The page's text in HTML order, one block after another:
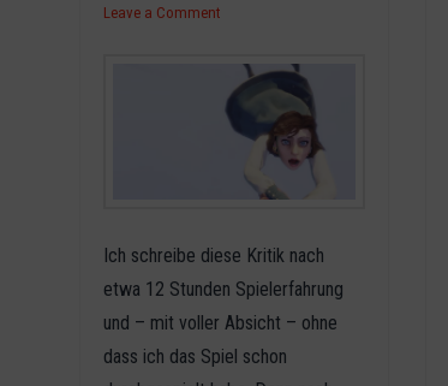
Leave a Comment
Ich schreibe diese Kritik nach
etwa 12 Stunden Spielerfahrung
und – mit voller Absicht – ohne
dass ich das Spiel schon